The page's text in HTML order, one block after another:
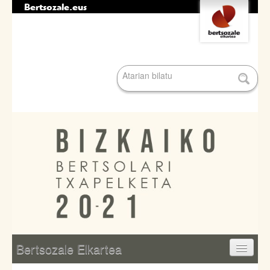
Bertsozale.eus
pertsonalak
Bilatu atarian
Bertsozale Elkartea